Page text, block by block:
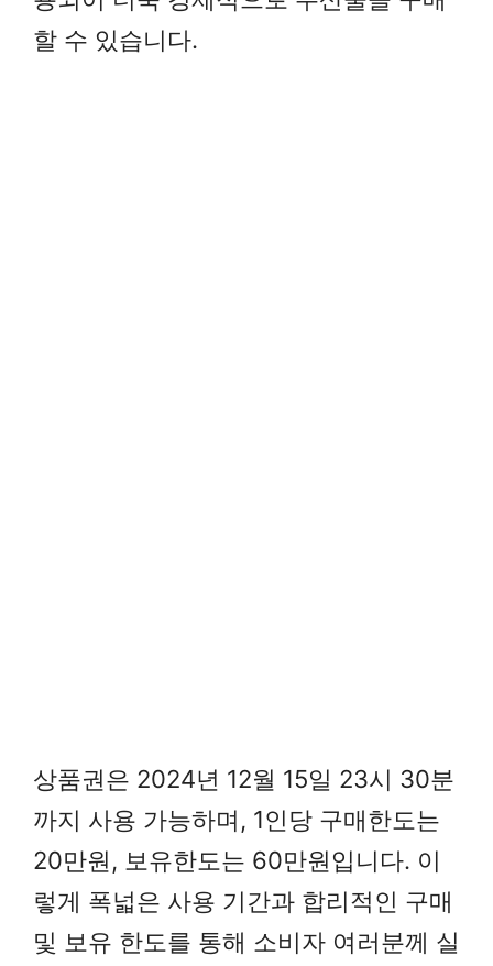
할 수 있습니다.
상품권은 2024년 12월 15일 23시 30분
까지 사용 가능하며, 1인당 구매한도는
20만원, 보유한도는 60만원입니다. 이
렇게 폭넓은 사용 기간과 합리적인 구매
및 보유 한도를 통해 소비자 여러분께 실